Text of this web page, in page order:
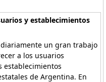
y establecimientos
un gran trabajo
a los usuarios
establecimientos
de Argentina. En